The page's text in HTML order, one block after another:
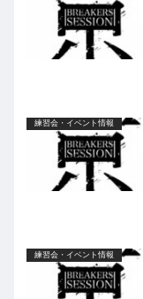
練習会・イベント情報
練習会・イベント情報